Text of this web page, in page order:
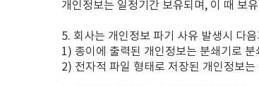
개인정보는 일정기간 보유되며, 이 때 보
5. 회사는 개인정보 파기 사유 발생시 다
1) 종이에 출력된 개인정보는 분쇄기로
2) 전자적 파일 형태로 저장된 개인정보